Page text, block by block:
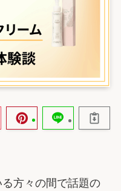
方々の間で話題の